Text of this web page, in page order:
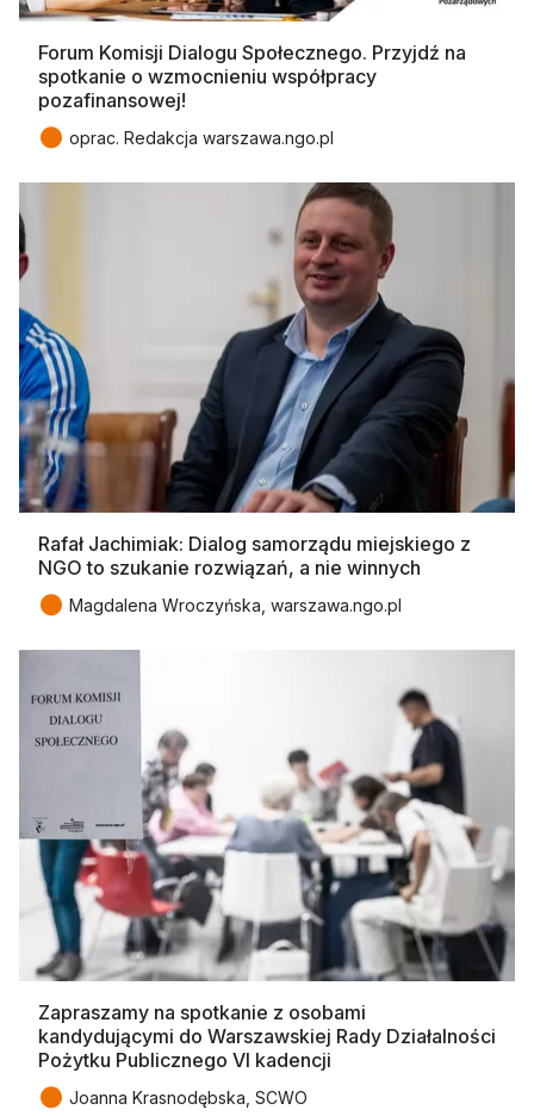
Forum Komisji Dialogu Społecznego. Przyjdź na
spotkanie o wzmocnieniu współpracy
pozafinansowej!
● oprac. Redakcja warszawa.ngo.pl
Rafał Jachimiak: Dialog samorządu miejskiego z
NGO to szukanie rozwiązań, a nie winnych
● Magdalena Wroczyńska, warszawa.ngo.pl
Zapraszamy na spotkanie z osobami
kandydującymi do Warszawskiej Rady Działalności
Pożytku Publicznego VI kadencji
● Joanna Krasnodębska, SCWO